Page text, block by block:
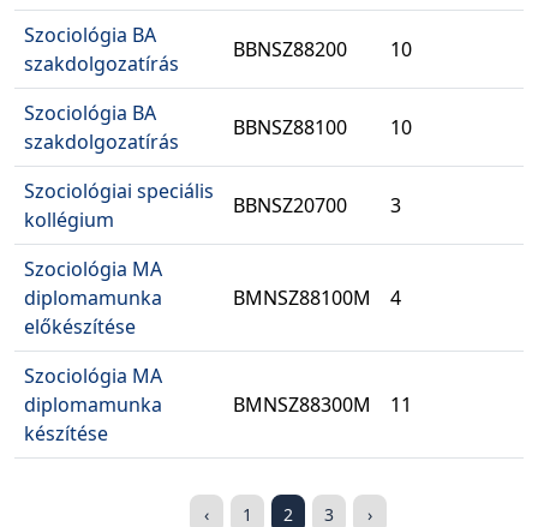
Szociológia BA
szakdolgozatírás
BBNSZ88200 10
Szociológia BA
szakdolgozatírás
BBNSZ88100 10
Szociológiai speciális
kollégium
BBNSZ20700 3
Szociológia MA
diplomamunka
előkészítése
BMNSZ88100M 4
Szociológia MA
diplomamunka
készítése
BMNSZ88300M 11
‹ 1 2 3 ›